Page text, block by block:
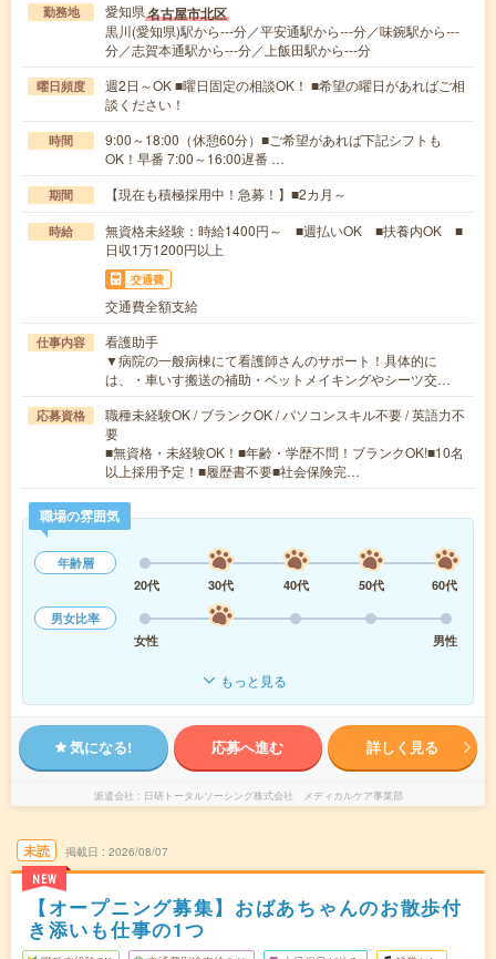
勤務地 愛知県名古屋市北区
黒川(愛知県)駅から---分／平安通駅から---分／味鋺駅から---
分／志賀本通駅から---分／上飯田駅から---分
曜日頻度
週2日～OK ■曜日固定の相談OK！ ■希望の曜日があればご相
談ください！
時間
9:00～18:00（休憩60分）■ご希望があれば下記シフトも
OK！早番 7:00～16:00遅番 …
期間 【現在も積極採用中！急募！】■2カ月～
時給
無資格未経験：時給1400円～ ■週払いOK ■扶養内OK ■
日収1万1200円以上
交通費
交通費全額支給
仕事内容
看護助手
▼病院の一般病棟にて看護師さんのサポート！具体的に
は、・車いす搬送の補助・ベットメイキングやシーツ交…
応募資格
職種未経験OK / ブランクOK / パソコンスキル不要 / 英語力不
要
■無資格・未経験OK！■年齢・学歴不問！ブランクOK!■10名
以上採用予定！■履歴書不要■社会保険完…
職場の雰囲気
年齢層
20代
30代 40代 50代
60代
男女比率
女性
男性
もっと見る
気になる! 応募へ進む 詳しく見る
派遣会社 日研トータルソーシング株式会社 メディカルケア事業部
未読
NEW
掲載日 2026/08/07
【オープニング募集】おばあちゃんのお散歩付
き添いも仕事の1つ